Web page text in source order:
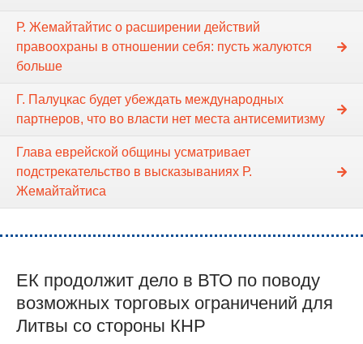
Р. Жемайтайтис о расширении действий
правоохраны в отношении себя: пусть жалуются
больше
Г. Палуцкас будет убеждать международных
партнеров, что во власти нет места антисемитизму
Глава еврейской общины усматривает
подстрекательство в высказываниях Р.
Жемайтайтиса
ЕК продолжит дело в ВТО по поводу
возможных торговых ограничений для
Литвы со стороны КНР